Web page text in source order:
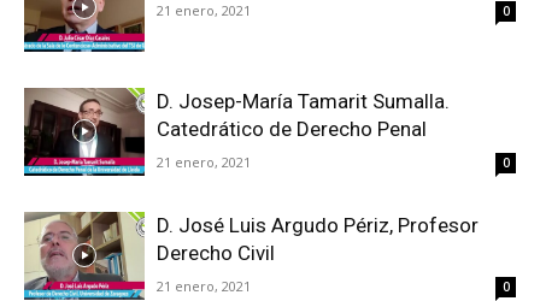
21 enero, 2021 0
D. Josep-María Tamarit Sumalla.
Catedrático de Derecho Penal
21 enero, 2021 0
D. José Luis Argudo Périz, Profesor
Derecho Civil
21 enero, 2021 0